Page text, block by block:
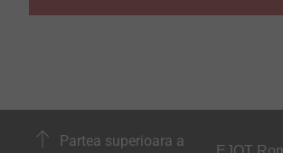
Partea superioara a